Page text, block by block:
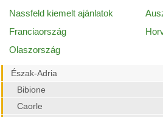
Nassfeld kiemelt ajánlatok
Franciaország
Olaszország
Észak-Adria
Bibione
Caorle